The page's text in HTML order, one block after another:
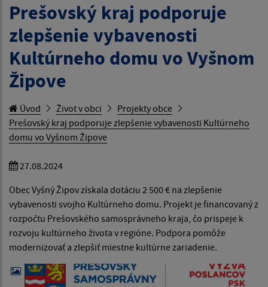
Prešovský kraj podporuje
zlepšenie vybavenosti
Kultúrneho domu vo Vyšnom
Žipove
Úvod Život v obci
Projekty obce
Prešovský kraj podporuje zlepšenie vybavenosti Kultúrneho
domu vo Vyšnom Žipove
27.08.2024
Obec Vyšný Žipov získala dotáciu 2 500 € na zlepšenie
vybavenosti svojho Kultúrneho domu. Projekt je financovaný z
rozpočtu Prešovského samosprávneho kraja, čo prispeje k
rozvoju kultúrneho života v regióne. Podpora pomôže
modernizovať a zlepšiť miestne kultúrne zariadenie.